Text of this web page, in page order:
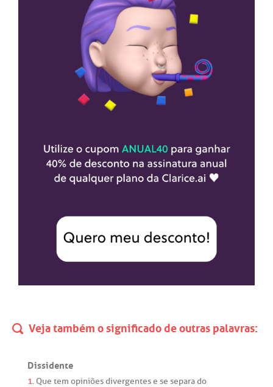
Veja também o significado de outras palavras:
Dissidente
1. Que tem opiniõesdivergentese se separado